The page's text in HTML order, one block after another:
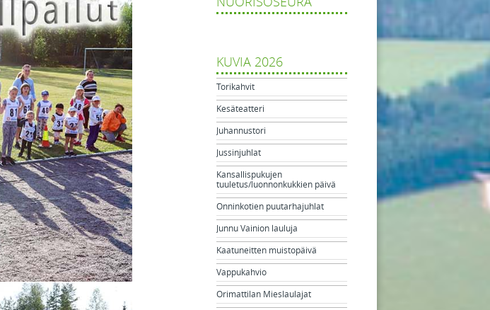
Artikkelien navigaatio
KUVIA 2026
Torikahvit
Kesäteatteri
Juhannustori
Jussinjuhlat
Kansallispukujen
tuuletus/luonnonkukkien päivä
Onninkotien puutarhajuhlat
Junnu Vainion lauluja
Kaatuneitten muistopäivä
Vappukahvio
Orimattilan Mieslaulajat